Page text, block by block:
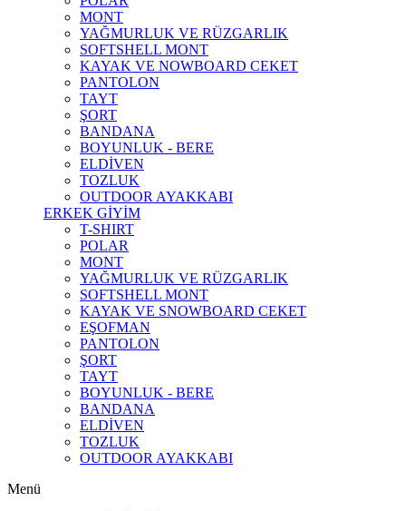
MONT
YAĞMURLUK VE RÜZGARLIK
SOFTSHELL MONT
KAYAK VE NOWBOARD CEKET
PANTOLON
TAYT
ŞORT
BANDANA
BOYUNLUK - BERE
ELDİVEN
TOZLUK
OUTDOOR AYAKKABI
ERKEK GİYİM
T-SHIRT
POLAR
MONT
YAĞMURLUK VE RÜZGARLIK
SOFTSHELL MONT
KAYAK VE SNOWBOARD CEKET
EŞOFMAN
PANTOLON
ŞORT
TAYT
BOYUNLUK - BERE
BANDANA
ELDİVEN
TOZLUK
OUTDOOR AYAKKABI
Menü